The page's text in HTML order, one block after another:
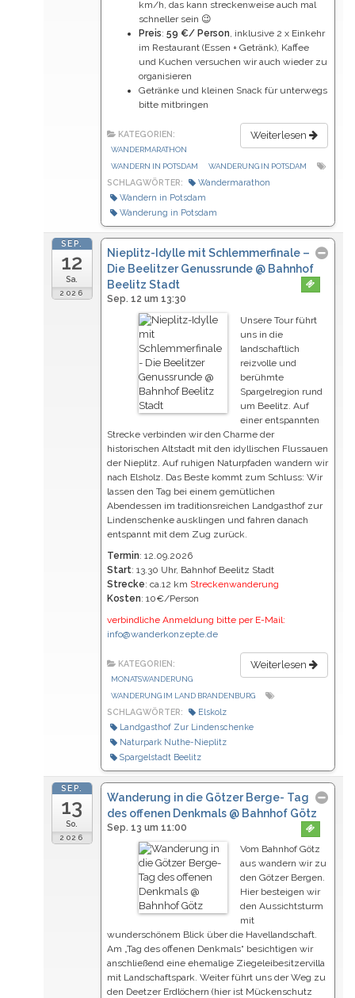
km/h, das kann streckenweise auch mal
schneller sein 😉
Preis:59 €/ Person, inklusive 2 x Einkehr
im Restaurant (Essen + Getränk), Kaffee
und Kuchen versuchen wir auch wieder zu
organisieren
Getränke und kleinen Snack für unterwegs
bitte mitbringen
Weiterlesen
KATEGORIEN:
WANDERMARATHON
WANDERN IN POTSDAM
WANDERUNG IN POTSDAM
SCHLAGWÖRTER:
Wandermarathon
Wandern in Potsdam
Wanderung in Potsdam
SEP.
12
Sa.
2026
Nieplitz-Idylle mit Schlemmerfinale –
Die Beelitzer Genussrunde @ Bahnhof
Beelitz Stadt
Sep. 12 um 13:30
Unsere Tour führt
uns in die
landschaftlich
reizvolle und
berühmte
Spargelregion rund
um Beelitz. Auf
einer entspannten
Strecke verbinden wir den Charme der
historischen Altstadt mit den idyllischen Flussauen
der Nieplitz. Auf ruhigen Naturpfaden wandern wir
nach Elsholz. Das Beste kommt zum Schluss: Wir
lassen den Tag bei einem gemütlichen
Abendessen im traditionsreichen Landgasthof zur
Lindenschenke ausklingen und fahren danach
entspannt mit dem Zug zurück.
Termin: 12.09.2026
Start: 13.30 Uhr, Bahnhof Beelitz Stadt
Strecke: ca.12 km Streckenwanderung
Kosten: 10€/Person
verbindliche Anmeldung bitte per E-Mail:
info@wanderkonzepte.de
Weiterlesen
KATEGORIEN:
MONATSWANDERUNG
WANDERUNG IM LAND BRANDENBURG
SCHLAGWÖRTER:
Elskolz
Landgasthof Zur Lindenschenke
Naturpark Nuthe-Nieplitz
Spargelstadt Beelitz
SEP.
13
So.
2026
Wanderung in die Götzer Berge- Tag
des offenen Denkmals @ Bahnhof Götz
Sep. 13 um 11:00
Vom Bahnhof Götz
aus wandern wir zu
den Götzer Bergen.
Hier besteigen wir
den Aussichtsturm
mit
wunderschönem Blick über die Havellandschaft.
Am „Tag des offenen Denkmals“ besichtigen wir
anschließend eine ehemalige Ziegeleibesitzervilla
mit Landschaftspark. Weiter führt uns der Weg zu
den Deetzer Erdlöchern (hier ist Mückenschutz